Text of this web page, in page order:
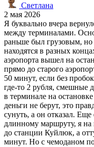
Светлана
2 мая 2026
Я буквально вчера
между терминалами.
раньше был грузовым, но
находятся в разных
аэропорта вышел на
прямо до старого
50 минут, если без
где-то 2 рубля, смешные
в терминале на
деньги не берут, это
сунуть, а он отказал.
длинному маршруту, я
до станции Куйлюк, а
минут. Но с чемоданом